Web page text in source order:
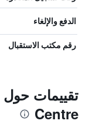
الدفع والإلغاء
رقم مكتب الاستقبال
Centre